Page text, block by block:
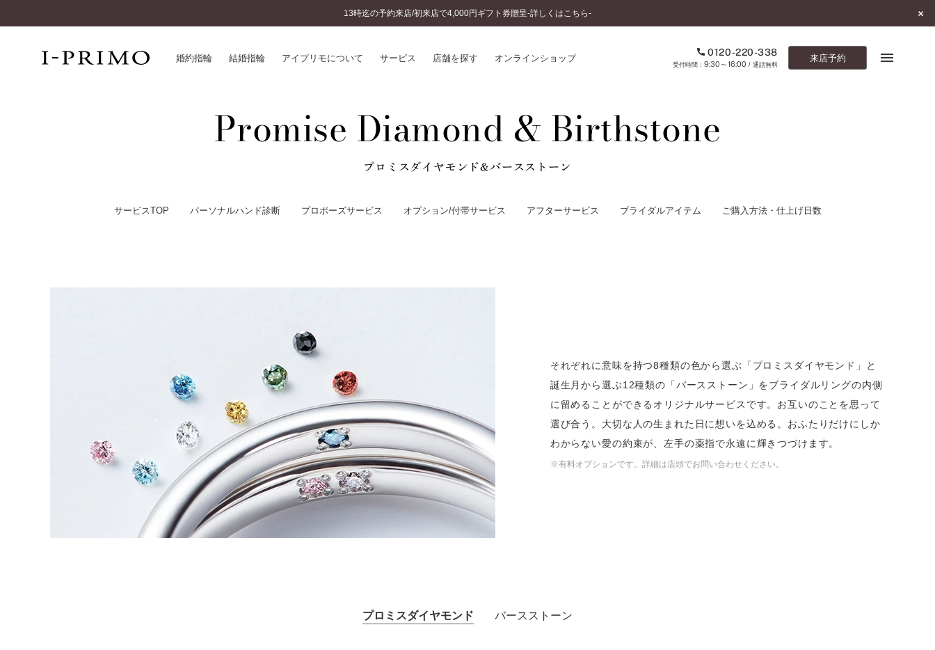
13時迄の予約来店/初来店で4,000円ギフト券贈呈-詳しくはこちら-
婚約指輪 結婚指輪 アイプリモについて サービス 店舗を探す オンラインショップ 0120-220-338
9:30～16:00/ 通話無料
来店予約
オリジンビリーフ
スワハ
プレミオン
アイプリモについて
デザインへのこだわり
近くに店舗がある
ン
ブライダルアイテム
プロポーズサポート
ショップ
店舗一覧
ご来店予約について
婚約指輪とは
結婚指輪とは
ニュース一覧
コラム
FOLLOW US ON
Promise Diamond & Birthstone
プロミスダイヤモンド&バースストーン
サービスTOP パーソナルハンド診断 プロポーズサービス オプション/付帯サービス アフターサービス ブライダルアイテム ご購入方法・仕上げ日数
それぞれに意味を持つ8種類の色から選ぶ「プロミスダイヤモンド」と
誕生月から選ぶ12種類の「バースストーン」をブライダルリングの内側
に留めることができるオリジナルサービスです。お互いのことを思って
選び合う。大切な人の生まれた日に想いを込める。おふたりだけにしか
わからない愛の約束が、左手の薬指で永遠に輝きつづけます。
※有料オプションです。詳細は店頭でお問い合わせください。
プロミスダイヤモンド バースストーン